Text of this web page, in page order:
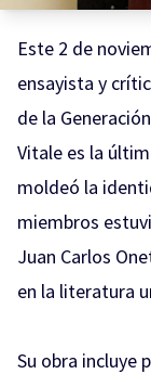
Este 2 de
ensayista y
de la
Vitale es la
moldeó la
miembros
Juan Carlos
en la literatura
Su obra incluye